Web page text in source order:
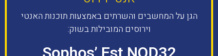
הגן על המחשבים והשרתים באמצעות תוכנות האנטי
וירוסים המובילות בשוק:​